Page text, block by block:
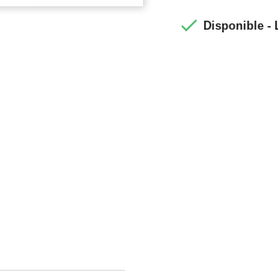
 Disponible -